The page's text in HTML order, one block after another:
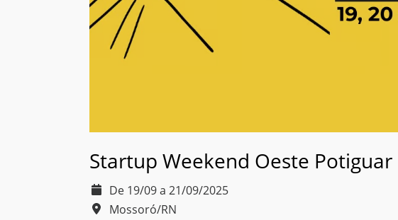
Startup Weekend Oeste Potiguar
De 19/09 a 21/09/2025
Mossoró/RN